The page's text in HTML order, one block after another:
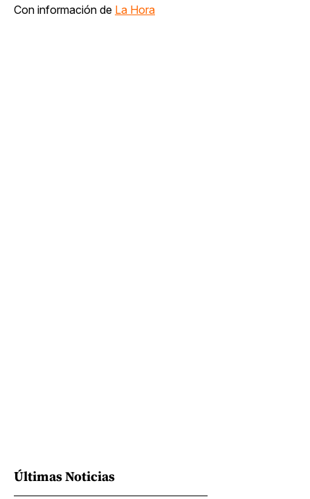
Con información de La Hora
Últimas Noticias